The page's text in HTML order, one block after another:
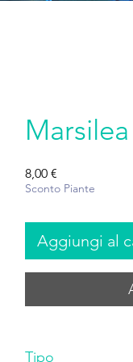
8,00 €
Sconto Piante
Aggiungi al
Tipo